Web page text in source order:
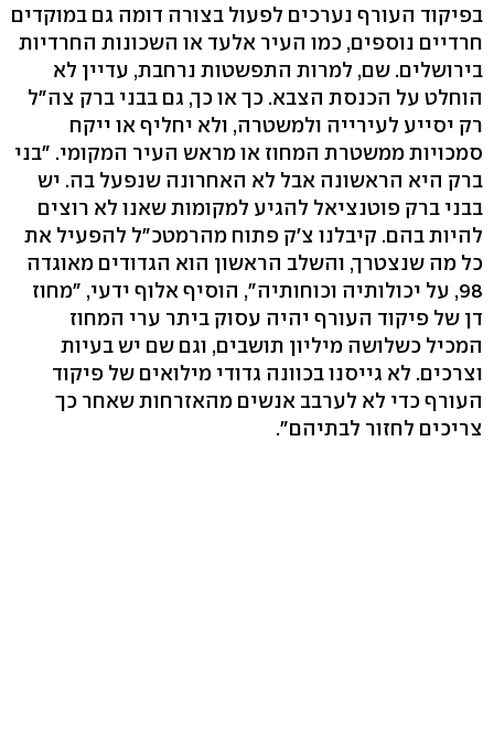
בפיקוד העורף נערכים לפעול בצורה דומה גם במוקדים
חרדיים נוספים, כמו העיר אלעד או השכונות החרדיות
בירושלים. שם, למרות התפשטות נרחבת, עדיין לא
הוחלט על הכנסת הצבא. כך או כך, גם בבני ברק צה"ל
רק יסייע לעירייה ולמשטרה, ולא יחליף או ייקח
סמכויות ממשטרת המחוז או מראש העיר המקומי. "בני
ברק היא הראשונה אבל לא האחרונה שנפעל בה. יש
בבני ברק פוטנציאל להגיע למקומות שאנו לא רוצים
להיות בהם. קיבלנו צ'ק פתוח מהרמטכ"ל להפעיל את
כל מה שנצטרך, והשלב הראשון הוא הגדודים מאוגדה
98, על יכולותיה וכוחותיה", הוסיף אלוף ידעי, "מחוז
דן של פיקוד העורף יהיה עסוק ביתר ערי המחוז
המכיל כשלושה מיליון תושבים, וגם שם יש בעיות
וצרכים. לא גייסנו בכוונה גדודי מילואים של פיקוד
העורף כדי לא לערבב אנשים מהאזרחות שאחר כך
צריכים לחזור לבתיהם".